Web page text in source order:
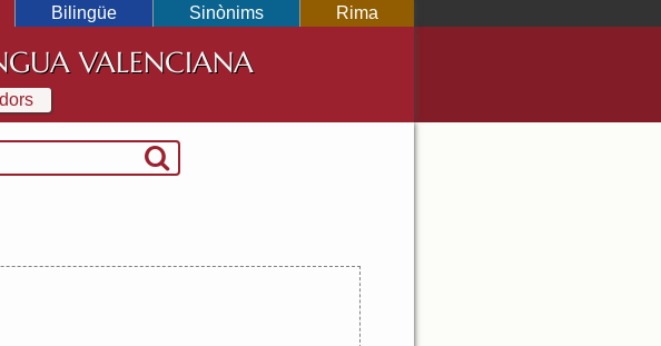
Bilingüe Sinònims Rima
VALENCIANA